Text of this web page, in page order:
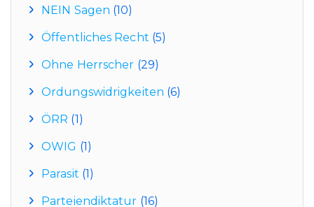
NEIN Sagen (10)
Öffentliches Recht (5)
Ohne Herrscher (29)
Ordungswidrigkeiten (6)
ÖRR (1)
OWIG (1)
Parasit (1)
Parteiendiktatur (16)